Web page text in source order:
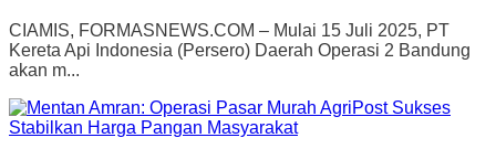
CIAMIS, FORMASNEWS.COM – Mulai 15 Juli 2025, PT
Kereta Api Indonesia (Persero) Daerah Operasi 2 Bandung
akan m...